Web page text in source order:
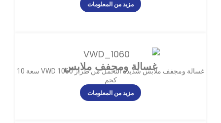
مزيد من المعلومات
غسالة ومجفف ملابس
غسالة ومجفف ملابس شديدة التحمل من طراز VWD 1060 سعة 10
مزيد من المعلومات